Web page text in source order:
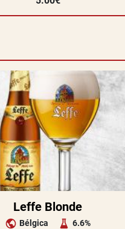
Leffe Blonde
Bélgica 6.6%